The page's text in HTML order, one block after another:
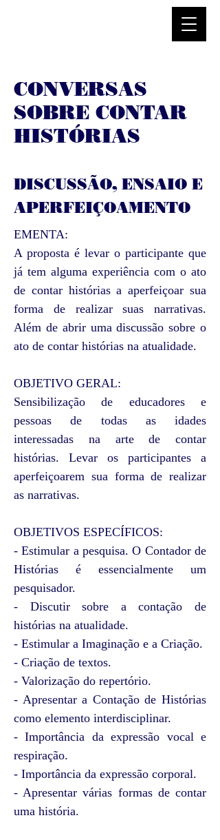
CONVERSAS
SOBRE CONTAR
HISTÓRIAS
DISCUSSÃO, ENSAIO E
APERFEIÇOAMENTO
EMENTA:
A proposta é levar o participante que
já tem alguma experiência com o ato
de contar histórias a aperfeiçoar sua
forma de realizar suas narrativas.
Além de abrir uma discussão sobre o
ato de contar histórias na atualidade.
OBJETIVO GERAL:
Sensibilização de educadores e
pessoas de todas as idades
interessadas na arte de contar
histórias. Levar os participantes a
aperfeiçoarem sua forma de realizar
as narrativas.
OBJETIVOS ESPECÍFICOS:
- Estimular a pesquisa. O Contador de
Histórias é essencialmente um
pesquisador.
- Discutir sobre a contação de
histórias na atualidade.
- Estimular a Imaginação e a Criação.
- Criação de textos.
- Valorização do repertório.
- Apresentar a Contação de Histórias
como elemento interdisciplinar.
- Importância da expressão vocal e
respiração.
- Importância da expressão corporal.
- Apresentar várias formas de contar
uma história.